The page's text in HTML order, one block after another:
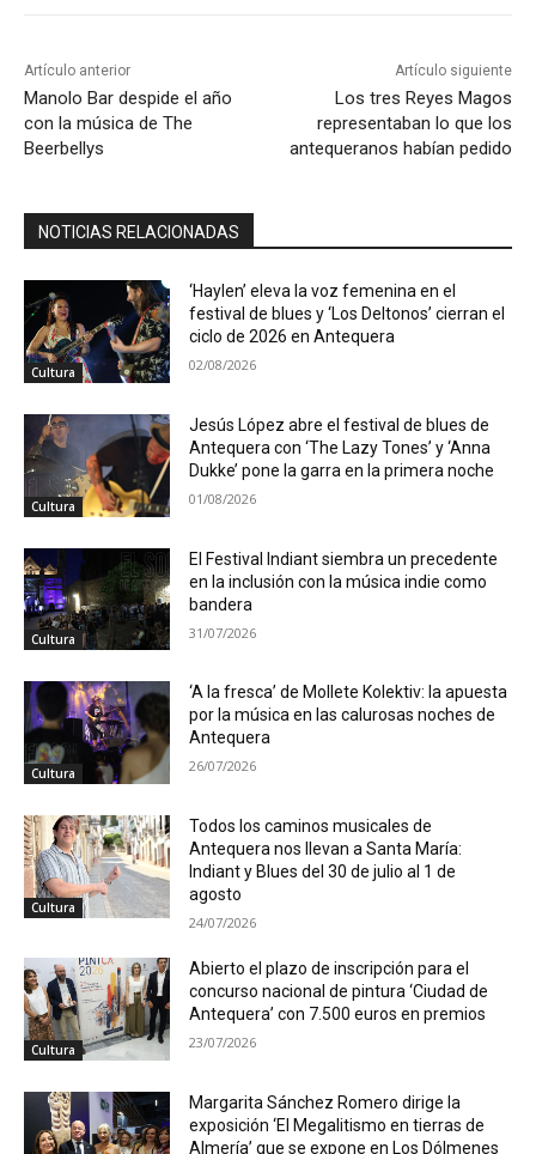
Artículo anterior
Manolo Bar despide el año
con la música de The
Beerbellys
Artículo siguiente
Los tres Reyes Magos
representaban lo que los
antequeranos habían pedido
NOTICIAS RELACIONADAS
Cultura
‘Haylen’ eleva la voz femenina en el
festival de blues y ‘Los Deltonos’ cierran el
ciclo de 2026 en Antequera
02/08/2026
Cultura
Jesús López abre el festival de blues de
Antequera con ‘The Lazy Tones’ y ‘Anna
Dukke’ pone la garra en la primera noche
01/08/2026
Cultura
El Festival Indiant siembra un precedente
en la inclusión con la música indie como
bandera
31/07/2026
Cultura
‘A la fresca’ de Mollete Kolektiv: la apuesta
por la música en las calurosas noches de
Antequera
26/07/2026
Cultura
Todos los caminos musicales de
Antequera nos llevan a Santa María:
Indiant y Blues del 30 de julio al 1 de
agosto
24/07/2026
Cultura
Abierto el plazo de inscripción para el
concurso nacional de pintura ‘Ciudad de
Antequera’ con 7.500 euros en premios
23/07/2026
Margarita Sánchez Romero dirige la
exposición ‘El Megalitismo en tierras de
Almería’ que se expone en Los Dólmenes